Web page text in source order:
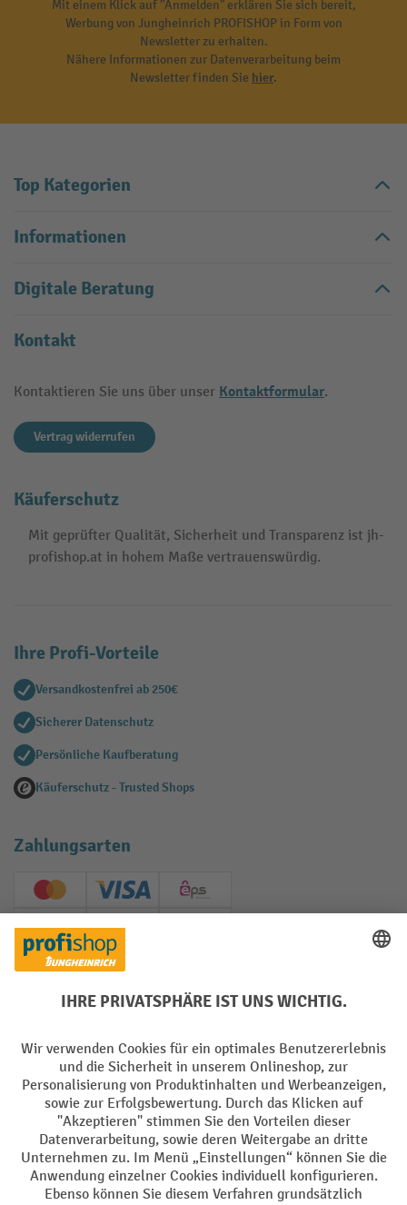
Mit einem Klick auf "Anmelden" erklären Sie sich bereit,
Werbung von Jungheinrich PROFISHOP in Form von
Newsletter zu erhalten.
Nähere Informationen zur Datenverarbeitung beim
Newsletter finden Sie hier.
Top Kategorien
Informationen
Digitale Beratung
Kontakt
Kontaktieren Sie uns über unser Kontaktformular.
Vertrag widerrufen
Käuferschutz
Mit geprüfter Qualität, Sicherheit und Transparenz ist jh-
profishop.at in hohem Maße vertrauenswürdig.
Ihre Profi-Vorteile
Versandkostenfrei ab 250€
Sicherer Datenschutz
Persönliche Kaufberatung
Käuferschutz - Trusted Shops
Zahlungsarten
Creditcard (Master)Creditcard (Visa)
EPS
PayPal
Soziale Netzwerke
Impressum Datenschutz
Barrierefreiheit Privacy Settings
Alle Preise exkl. gesetzl. Mehrwertsteuer zzgl.Versandkostenund ggf.